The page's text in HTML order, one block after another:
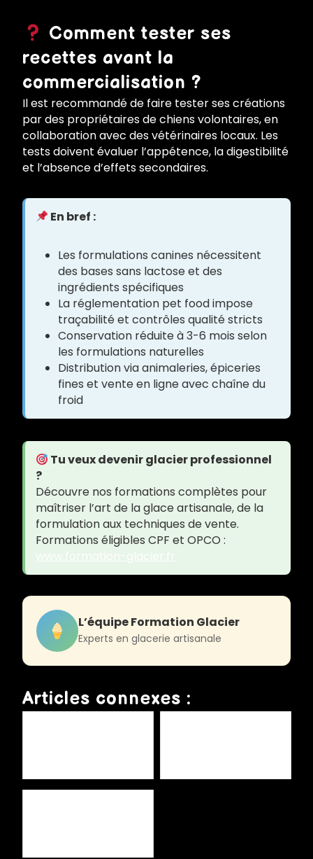
Comment tester ses
recettes avant la
commercialisation ?
Il est recommandé de faire tester ses créations
par des propriétaires de chiens volontaires, en
collaboration avec des vétérinaires locaux. Les
tests doivent évaluer l’appétence, la digestibilité
et l’absence d’effets secondaires.
En bref :
Les formulations canines nécessitent
des bases sans lactose et des
ingrédients spécifiques
La réglementation pet food impose
traçabilité et contrôles qualité stricts
Conservation réduite à 3-6 mois selon
les formulations naturelles
Distribution via animaleries, épiceries
fines et vente en ligne avec chaîne du
froid
Tu veux devenir glacier professionnel
?
Découvre nos formations complètes pour
maîtriser l’art de la glace artisanale, de la
formulation aux techniques de vente.
Formations éligibles CPF et OPCO :
L’équipe Formation Glacier
Experts en glacerie artisanale
Articles connexes :